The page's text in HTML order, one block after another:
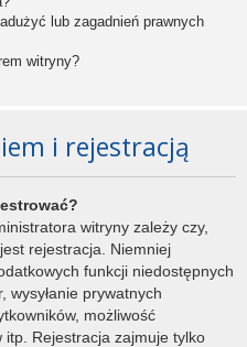
lub zagadnień prawnych
witryny?
i rejestracją
witryny zależy czy,
rejestracja. Niemniej
funkcji niedostępnych
wysyłanie prywatnych
możliwość
Rejestracja zajmuje tylko